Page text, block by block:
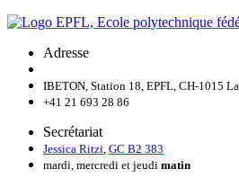
Adresse
IBETON, Station 18, EPFL, CH-1015
+41 21 693 28 86
Secrétariat
Jessica Ritzi GC B2 383
mardi, mercredi et jeudi matin